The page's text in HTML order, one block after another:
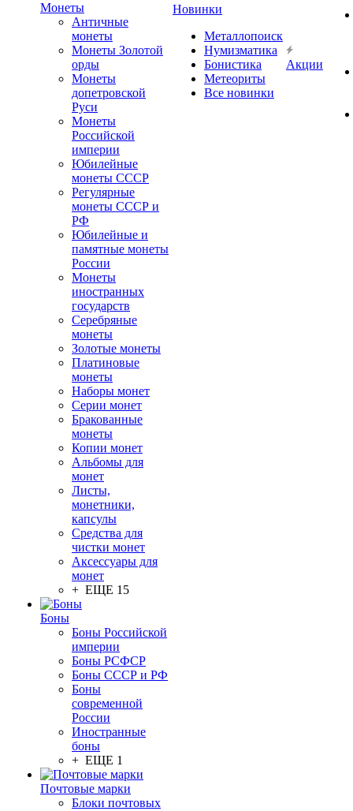
Монеты
Античные
монеты
Монеты Золотой
орды
Монеты
допетровской
Руси
Монеты
Российской
империи
Юбилейные
монеты СССР
Регулярные
монеты СССР и
РФ
Юбилейные и
памятные монеты
России
Монеты
иностранных
государств
Серебряные
монеты
Золотые монеты
Платиновые
монеты
Наборы монет
Серии монет
Бракованные
монеты
Копии монет
Альбомы для
монет
Листы,
монетники,
капсулы
Средства для
чистки монет
Аксессуары для
монет
+ ЕЩЕ 15
Боны
Боны Российской
империи
Боны РСФСР
Боны СССР и РФ
Боны
современной
России
Иностранные
боны
+ ЕЩЕ 1
Почтовые марки
Блоки почтовых
Новинки
Металлопоиск
Нумизматика
Бонистика
Метеориты
Все новинки
Акции